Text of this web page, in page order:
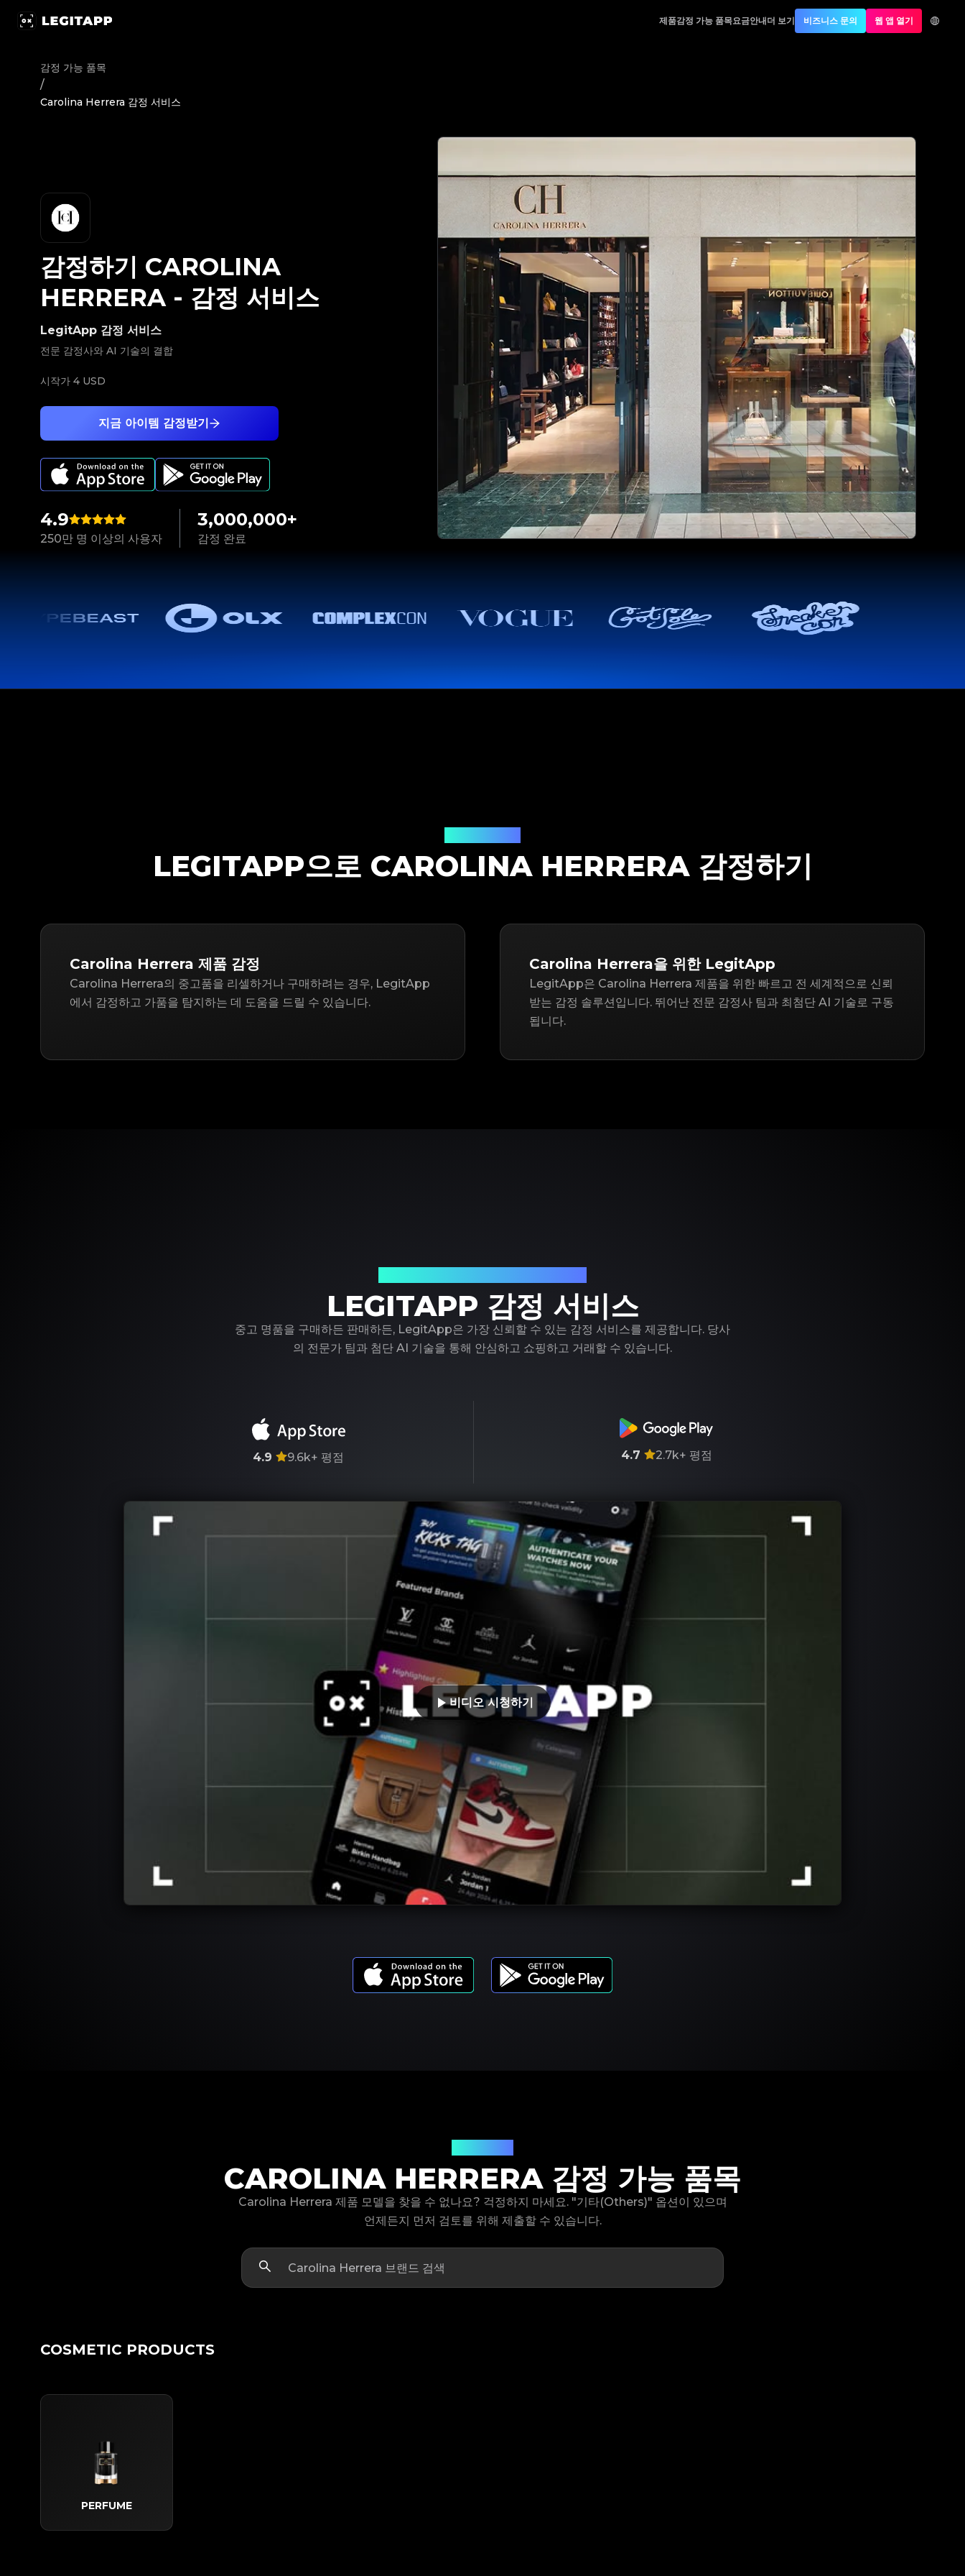
제품감정 가능 품목요금안내더 보기 비즈니스 문의 웹 앱 열기
감정 가능 품목
/
Carolina Herrera 감정 서비스
4.9
250만 명 이상의 사용자
3,000,000+
감정 완료
지금 아이템 감정받기
LegitApp 감정 서비스
전문 감정사와 AI 기술의 결합
시작가 4 USD
감정하기 CAROLINA
HERRERA- 감정 서비스
LEGITAPP으로 CAROLINA HERRERA 감정하기
Carolina Herrera 제품 감정
Carolina Herrera의 중고품을 리셀하거나 구매하려는 경우, LegitApp
에서 감정하고 가품을 탐지하는 데 도움을 드릴 수 있습니다.
Carolina Herrera을 위한 LegitApp
LegitApp은 Carolina Herrera 제품을 위한 빠르고 전 세계적으로 신뢰
받는 감정 솔루션입니다. 뛰어난 전문 감정사 팀과 최첨단 AI 기술로 구동
됩니다.
LEGITAPP 감정 서비스
중고 명품을 구매하든 판매하든, LegitApp은 가장 신뢰할 수 있는 감정 서비스를 제공합니다. 당사
의 전문가 팀과 첨단 AI 기술을 통해 안심하고 쇼핑하고 거래할 수 있습니다.
4.9 9.6k+ 평점 4.7 2.7k+ 평점
비디오 시청하기
CAROLINA HERRERA 감정 가능 품목
Carolina Herrera 제품 모델을 찾을 수 없나요? 걱정하지 마세요. "기타(Others)" 옵션이 있으며
언제든지 먼저 검토를 위해 제출할 수 있습니다.
COSMETIC PRODUCTS
PERFUME